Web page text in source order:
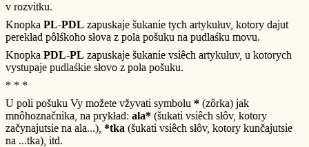
v rozvitku.
Knopka PL-PDL zapuskaje šukanie tych artykułuv, kotory dajut
perekład pôlśkoho słova z pola pošuku na pudlaśku movu.
Knopka PDL-PL zapuskaje šukanie vsiêch artykułuv, u kotorych
vystupaje pudlaśkie słovo z pola pošuku.
* * *
U poli pošuku Vy možete vžyvati symbolu * (zôrka) jak
mnôhoznačnika, na prykład: ala* (šukati vsiêch słôv, kotory
začynajutsie na ala...), *tka (šukati vsiêch słôv, kotory kunčajutsie
na ...tka), itd.